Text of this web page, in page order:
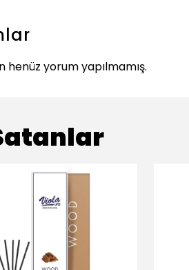
henüz yorum yapılmamış.